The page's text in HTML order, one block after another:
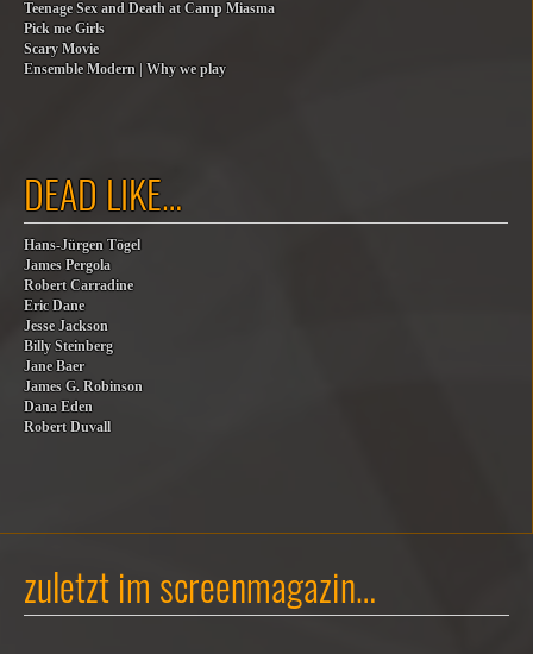
Teenage Sex and Death at Camp Miasma
Pick me Girls
Scary Movie
Ensemble Modern | Why we play
DEAD LIKE…
Hans-Jürgen Tögel
James Pergola
Robert Carradine
Eric Dane
Jesse Jackson
Billy Steinberg
Jane Baer
James G. Robinson
Dana Eden
Robert Duvall
zuletzt im screenmagazin…